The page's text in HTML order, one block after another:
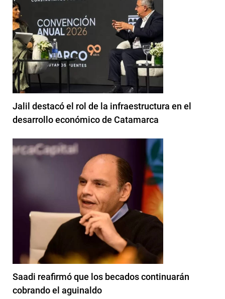
Jalil destacó el rol de la infraestructura en el
desarrollo económico de Catamarca
Saadi reafirmó que los becados continuarán
cobrando el aguinaldo